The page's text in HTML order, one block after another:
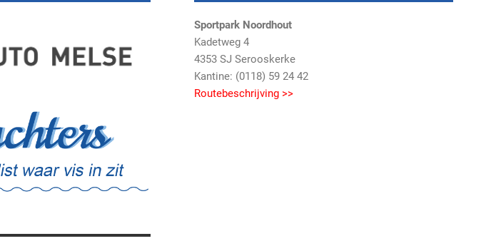
Sportpark Noordhout
Kadetweg 4
4353 SJ Serooskerke
Kantine: (0118) 59 24 42
Routebeschrijving >>